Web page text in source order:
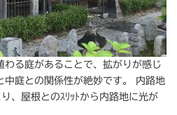
る庭があることで、拡がりが感じ
中庭との関係性が絶妙です。 内路地
、屋根とのｽﾘｯﾄから内路地に光が